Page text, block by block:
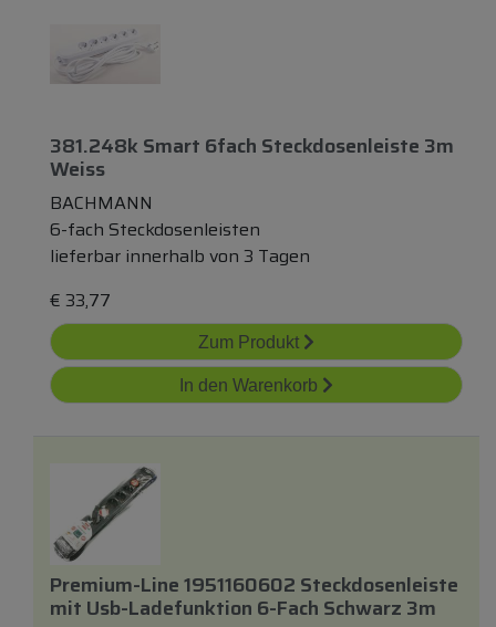
381.248k Smart 6fach Steckdosenleiste 3m
Weiss
BACHMANN
6-fach Steckdosenleisten
lieferbar innerhalb von 3 Tagen
€ 33,77
Zum Produkt
In den Warenkorb
Premium-Line 1951160602 Steckdosenleiste
mit Usb-Ladefunktion 6-Fach Schwarz 3m